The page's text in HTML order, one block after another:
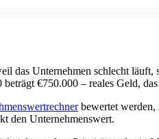
das Unternehmen schlecht läuft,
€750.000 – reales Geld,
bewertet
den Unternehmenswert.